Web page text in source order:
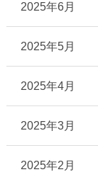
2025年6月
2025年5月
2025年4月
2025年3月
2025年2月